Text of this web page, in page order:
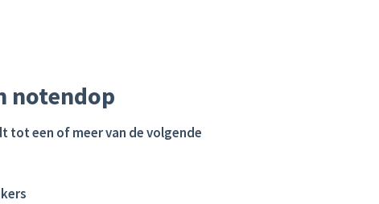
notendop
tot een of meer van de volgende